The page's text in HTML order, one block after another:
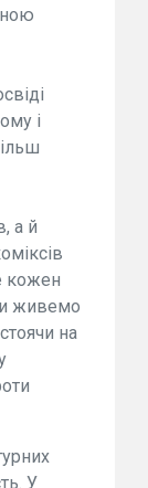
і
а й
кожен
живемо
на
У